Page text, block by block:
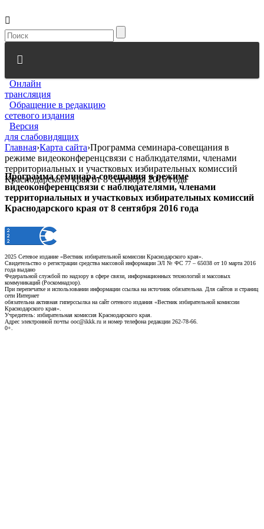
Онлайн
трансляция
Обращение в редакцию
сетевого издания
Версия
для слабовидящих
Главная›Карта сайта›Программа семинара-совещания в
режиме видеоконференцсвязи с наблюдателями, членами
территориальных и участковых избирательных комиссий
Краснодарского края от 8 сентября 2016 года
Программа семинара-совещания в режиме
видеоконференцсвязи с наблюдателями, членами
территориальных и участковых избирательных комиссий
Краснодарского края от 8 сентября 2016 года
2025 Сетевое издание «Вестник избирательной комиссии Краснодарского края».
Свидетельство о регистрации средства массовой информации ЭЛ № ФС 77 – 65038 от 10 марта 2016
года выдано
Федеральной службой по надзору в сфере связи, информационных технологий и массовых
коммуникаций (Роскомнадзор).
При перепечатке и использовании информации ссылка на источник обязательна. Для сайтов и страниц
сети Интернет
обязательна активная гиперссылка на сайт сетевого издания «Вестник избирательной комиссии
Краснодарского края».
Учредитель: избирательная комиссия Краснодарского края.
Адрес электронной почты ooc@ikkk.ru и номер телефона редакции 262-78-66.
0+.